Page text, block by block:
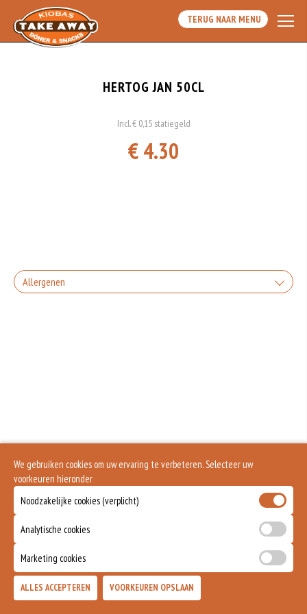
TERUG NAAR MENU
HERTOG JAN 50CL
Incl. € 0,15 statiegeld
€ 4.30
Allergenen
We gebruiken cookies om uw ervaring te verbeteren. Selecteer uw
voorkeuren hieronder
Noodzakelijke cookies (verplicht)
Analytische cookies
Marketing cookies
ALLES ACCEPTEREN VOORKEUREN OPSLAAN